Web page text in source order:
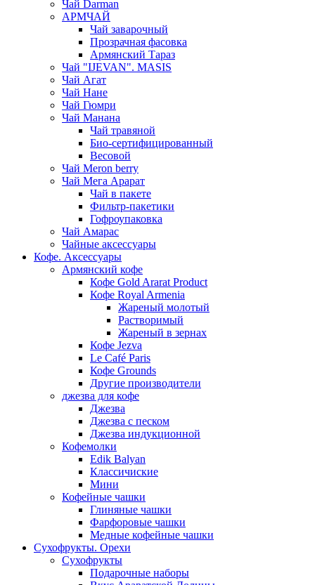
Чай Darman
АРМЧАЙ
Чай заварочный
Прозрачная фасовка
Армянский Тараз
Чай "IJEVAN". MASIS
Чай Агат
Чай Нане
Чай Гюмри
Чай Манана
Чай травяной
Био-сертифицированный
Весовой
Чай Meron berry
Чай Мега Арарат
Чай в пакете
Фильтр-пакетики
Гофроупаковка
Чай Амарас
Чайные аксессуары
Кофе. Аксессуары
Армянский кофе
Кофе Gold Ararat Product
Кофе Royal Armenia
Жареный молотый
Растворимый
Жареный в зернах
Кофе Jezva
Le Café Paris
Кофе Grounds
Другие производители
джезва для кофе
Джезва
Джезва с песком
Джезва индукционной
Кофемолки
Edik Balyan
Классичиские
Мини
Кофейные чашки
Глиняные чашки
Фарфоровые чашки
Медные кофейные чашки
Сухофрукты. Орехи
Сухофрукты
Подарочные наборы